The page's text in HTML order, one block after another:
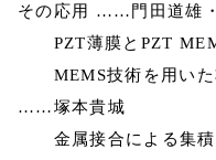
その応用 ……門田道雄
PZT薄膜とPZT
MEMS技術を用いた
……塚本貴城
金属接合による集積